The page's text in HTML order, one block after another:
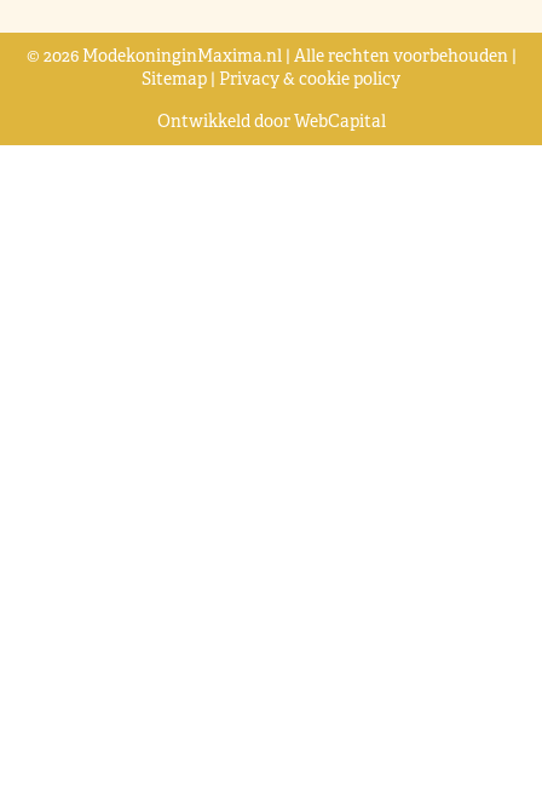
© 2026 ModekoninginMaxima.nl | Alle rechten voorbehouden |
Sitemap | Privacy & cookie policy
Ontwikkeld doorWebCapital